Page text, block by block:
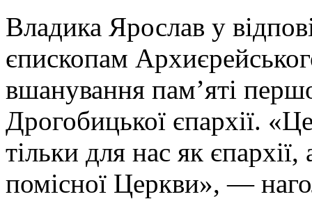
Владика Ярослав у
єпископам
вшанування пам’яті
Дрогобицької єпархії.
тільки для нас як
помісної Церкви», —